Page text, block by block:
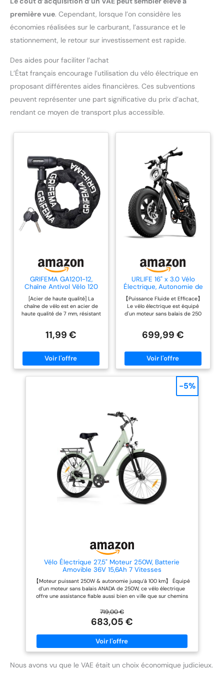
et professionnelle. Merci de conserver l’emballage d’origine.
première vue. Cependant, lorsque l’on considère les
économies réalisées sur le carburant, l’assurance et le
stationnement, le retour sur investissement est rapide.
Des aides pour faciliter l’achat
L’État français encourage l’utilisation du vélo électrique en
proposant différentes aides financières. Ces subventions
peuvent représenter une part significative du prix d’achat,
rendant ce moyen de transport plus accessible.
GRIFEMA GA1201-12,
Chaîne Antivol Vélo 120
CM, Chaîne Cadenas Vélo
pour Vélos, Motos,
trotinette electrique,
Portails, Noir
[Acier de haute qualité] La
chaîne de vélo est en acier de
haute qualité de 7 mm, résistant
de haute qualité] La surface de
nylon de haute qualité, qui peut
résister à la corrosion, à l'usure
et est plus durable. [Large
application] La chaîne antivol de
grilles extérieures, etc. [Cadenas
à clé] Pas besoin de s'inquiéter
d'oublier le cadenas à
combinaison, le cadenas à
chaîne est équipé de 2 clés
mécaniques pour éviter toute
perte. [Conception intime] Le
cylindre de serrure de scooter
est conçu avec un couvercle
étanche à l'eau et à la poussière,
11,99 €
URLIFE 16" x 3.0 Vélo
Électrique, Autonomie de
【Puissance Fluide et Efficace】
Le vélo électrique est équipé
d'un moteur sans balais de 250
de conduite : assistance forte,
traditionnel, pour des trajets
sans effort sur le plat et des
montées agréables. 【Autonomie
Garantie】Le velo electrique est
équipé d'une batterie lithium
amovible de 48 V et 13 Ah,
offrant jusqu'à 120 km
pouces allie agilité et stabilité,
idéal pour les courts trajets ou
les balades de loisirs. 【Sécurité
Optimale】Le T16 e bike est
équipé de phares et feux arrière
à LED pour une sécurité accrue
la nuit. Son écran couleur
vertical central affiche
clairement les informations de
conduite. Un coffre de
rangement verrouillable et
dissimulé sous la selle allie
trouver la position de conduite
double suspension arrière
absorbent efficacement les
irrégularités de la route, vous
assurant un confort optimal à
chaque trajet. 【Robuste et
Durable】Le cadre de ce fat
capacité de charge et une
déformation. Entièrement
étanche (IP54), il garantit des
déplacements en toute sérénité
【Siège Fixe】Le vélo électrique
699,99 €
Vélo Électrique 27,5" Moteur 250W, Batterie
Amovible 36V 15,6Ah 7 Vitesses
【Moteur puissant 250W & autonomie jusqu’à 100 km】 Équipé
d’un moteur sans balais ANADA de 250W, ce vélo électrique
offre une assistance fiable aussi bien en ville que sur chemins
atteindre 100 km en mode assistance. 【Freins à disque
hydrauliques pour une sécurité renforcée】 Les freins à disque
hydrauliques avant et arrière assurent un freinage précis et
réactif, même par conditions météorologiques difficiles.
【Transmission 7 vitesses & 5 niveaux d’assistance】 La
transmission à 7 vitesses combinée à 5 niveaux d’assistance au
pédalage permet d’adapter facilement la conduite à différents
parcours et pentes. 【Conduite confortable avec fourche
suspendue & ergonomie étudiée】 Ce vélo électrique trekking
719,00 €
683,05 €
-5%
Nous avons vu que le VAE était un choix économique judicieux.